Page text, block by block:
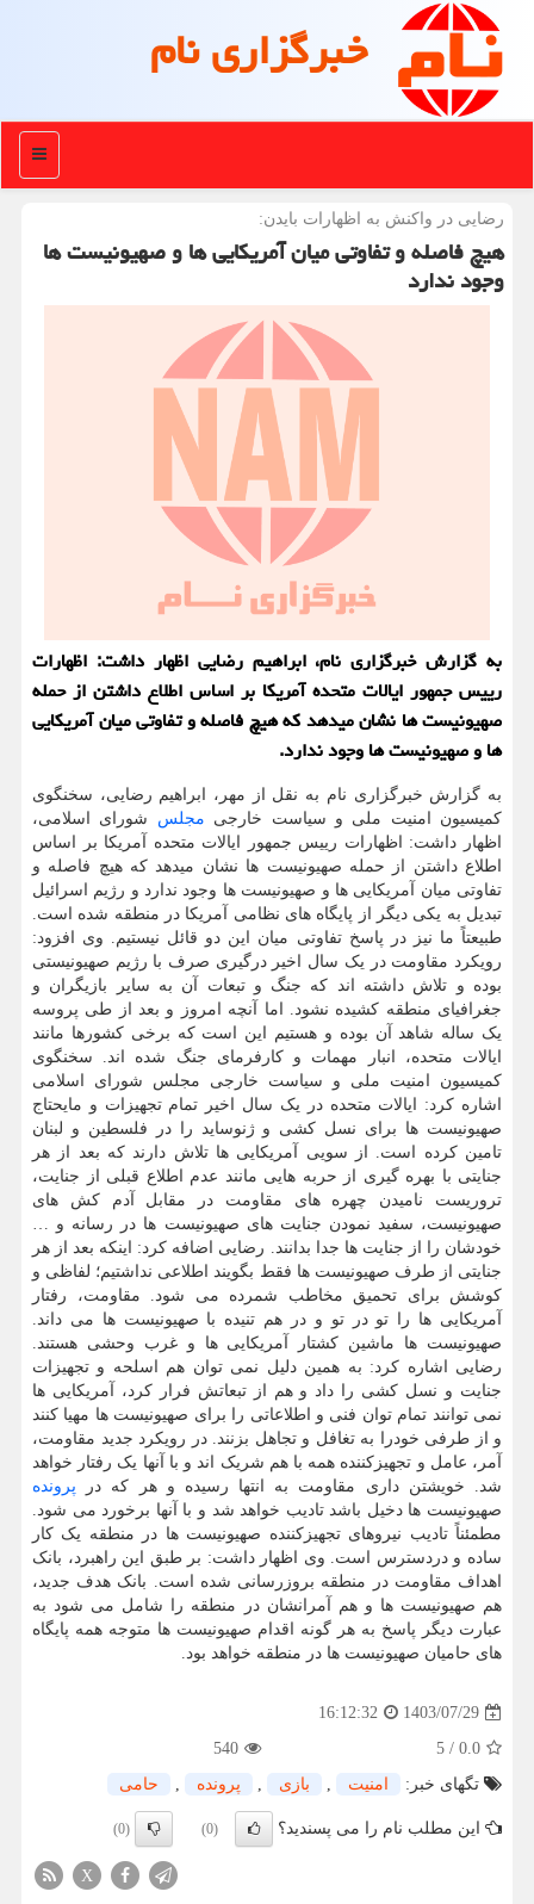
خبرگزاری نام
منو
رضایی در واكنش به اظهارات بایدن:
هیچ فاصله و تفاوتی میان آمریکایی ها و صهیونیست ها
وجود ندارد
به گزارش خبرگزاری نام، ابراهیم رضایی اظهار داشت: اظهارات
رییس جمهور ایالات متحده آمریکا بر اساس اطلاع داشتن از حمله
صهیونیست ها نشان میدهد که هیچ فاصله و تفاوتی میان آمریکایی
ها و صهیونیست ها وجود ندارد.
به گزارش خبرگزاری نام به نقل از مهر، ابراهیم رضایی، سخنگوی
کمیسیون امنیت ملی و سیاست خارجی مجلس شورای اسلامی،
اظهار داشت: اظهارات رییس جمهور ایالات متحده آمریکا بر اساس
اطلاع داشتن از حمله صهیونیست ها نشان میدهد که هیچ فاصله و
تفاوتی میان آمریکایی ها و صهیونیست ها وجود ندارد و رژیم اسرائیل
تبدیل به یکی دیگر از پایگاه های نظامی آمریکا در منطقه شده است.
طبیعتاً ما نیز در پاسخ تفاوتی میان این دو قائل نیستیم. وی افزود:
رویکرد مقاومت در یک سال اخیر درگیری صرف با رژیم صهیونیستی
بوده و تلاش داشته اند که جنگ و تبعات آن به سایر بازیگران و
جغرافیای منطقه کشیده نشود. اما آنچه امروز و بعد از طی پروسه
یک ساله شاهد آن بوده و هستیم این است که برخی کشورها مانند
ایالات متحده، انبار مهمات و کارفرمای جنگ شده اند. سخنگوی
کمیسیون امنیت ملی و سیاست خارجی مجلس شورای اسلامی
اشاره کرد: ایالات متحده در یک سال اخیر تمام تجهیزات و مایحتاج
صهیونیست ها برای نسل کشی و ژنوساید را در فلسطین و لبنان
تامین کرده است. از سویی آمریکایی ها تلاش دارند که بعد از هر
جنایتی با بهره گیری از حربه هایی مانند عدم اطلاع قبلی از جنایت،
تروریست نامیدن چهره های مقاومت در مقابل آدم کش های
صهیونیست، سفید نمودن جنایت های صهیونیست ها در رسانه و …
خودشان را از جنایت ها جدا بدانند. رضایی اضافه کرد: اینکه بعد از هر
جنایتی از طرف صهیونیست ها فقط بگویند اطلاعی نداشتیم؛ لفاظی و
کوشش برای تحمیق مخاطب شمرده می شود. مقاومت، رفتار
آمریکایی ها را تو در تو و در هم تنیده با صهیونیست ها می داند.
صهیونیست ها ماشین کشتار آمریکایی ها و غرب وحشی هستند.
رضایی اشاره کرد: به همین دلیل نمی توان هم اسلحه و تجهیزات
جنایت و نسل کشی را داد و هم از تبعاتش فرار کرد، آمریکایی ها
نمی توانند تمام توان فنی و اطلاعاتی را برای صهیونیست ها مهیا کنند
و از طرفی خودرا به تغافل و تجاهل بزنند. در رویکرد جدید مقاومت،
آمر، عامل و تجهیزکننده همه با هم شریک اند و با آنها یک رفتار خواهد
شد. خویشتن داری مقاومت به انتها رسیده و هر که در پرونده
صهیونیست ها دخیل باشد تادیب خواهد شد و با آنها برخورد می شود.
مطمئناً تادیب نیروهای تجهیزکننده صهیونیست ها در منطقه یک کار
ساده و دردسترس است. وی اظهار داشت: بر طبق این راهبرد، بانک
اهداف مقاومت در منطقه بروزرسانی شده است. بانک هدف جدید،
هم صهیونیست ها و هم آمرانشان در منطقه را شامل می شود به
عبارت دیگر پاسخ به هر گونه اقدام صهیونیست ها متوجه همه پایگاه
های حامیان صهیونیست ها در منطقه خواهد بود.
1403/07/29
16:12:32
0.0
/
5
540
تگهای خبر:
امنیت , بازی , پرونده , حامی
این مطلب نام را می پسندید؟ (0)
(0)
X